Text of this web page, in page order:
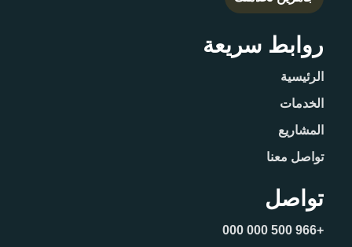
روابط سريعة
الرئيسية
الخدمات
المشاريع
تواصل معنا
تواصل
+966 500 000 000